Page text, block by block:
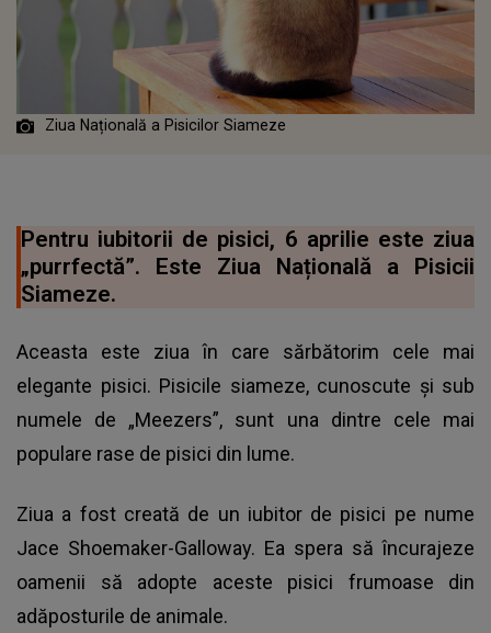
Ziua Națională a Pisicilor Siameze
Pentru iubitorii de pisici, 6 aprilie este ziua
„purrfectă”. Este Ziua Națională a Pisicii
Siameze.
Aceasta este ziua în care sărbătorim cele mai
elegante pisici. Pisicile siameze, cunoscute și sub
numele de „Meezers”, sunt una dintre cele mai
populare rase de pisici din lume.
Ziua a fost creată de un iubitor de pisici pe nume
Jace Shoemaker-Galloway. Ea spera să încurajeze
oamenii să adopte aceste pisici frumoase din
adăposturile de animale.